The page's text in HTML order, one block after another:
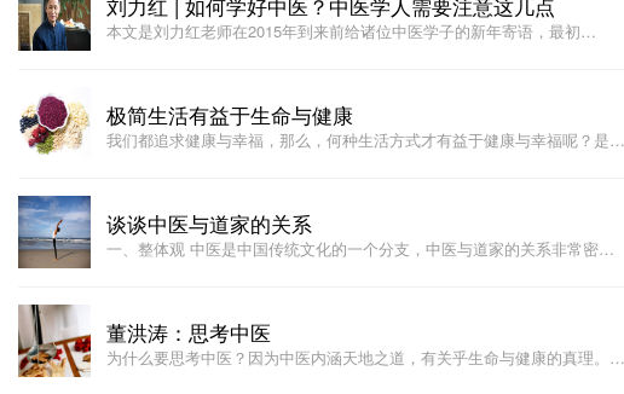
本文是刘力红老师在2015年到来前给诸位中医学子的新年寄语，最初…
极简生活有益于生命与健康
我们都追求健康与幸福，那么，何种生活方式才有益于健康与幸福呢？是…
谈谈中医与道家的关系
一、整体观 中医是中国传统文化的一个分支，中医与道家的关系非常密…
董洪涛：思考中医
为什么要思考中医？因为中医内涵天地之道，有关乎生命与健康的真理。…